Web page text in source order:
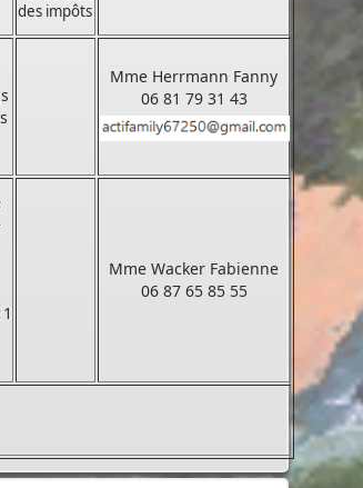
des impôts
Mme Herrmann Fanny
06 81 79 31 43
Mme Wacker Fabienne
06 87 65 85 55